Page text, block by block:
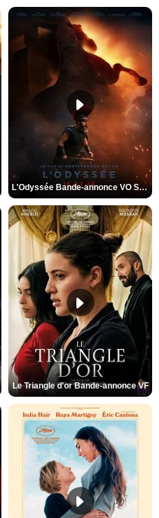
L'Odyssée Bande-annonce VO STFR
Le Triangle d'or Bande-annonce VF